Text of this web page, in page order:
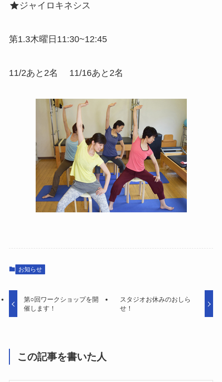
ジャイロキネシス
第1.3木曜日11:30~12:45
11/2あと2名 11/16あと2名
お知らせ
第○回ワークショップを開
催します！
スタジオお休みのおしら
せ！
この記事を書いた人